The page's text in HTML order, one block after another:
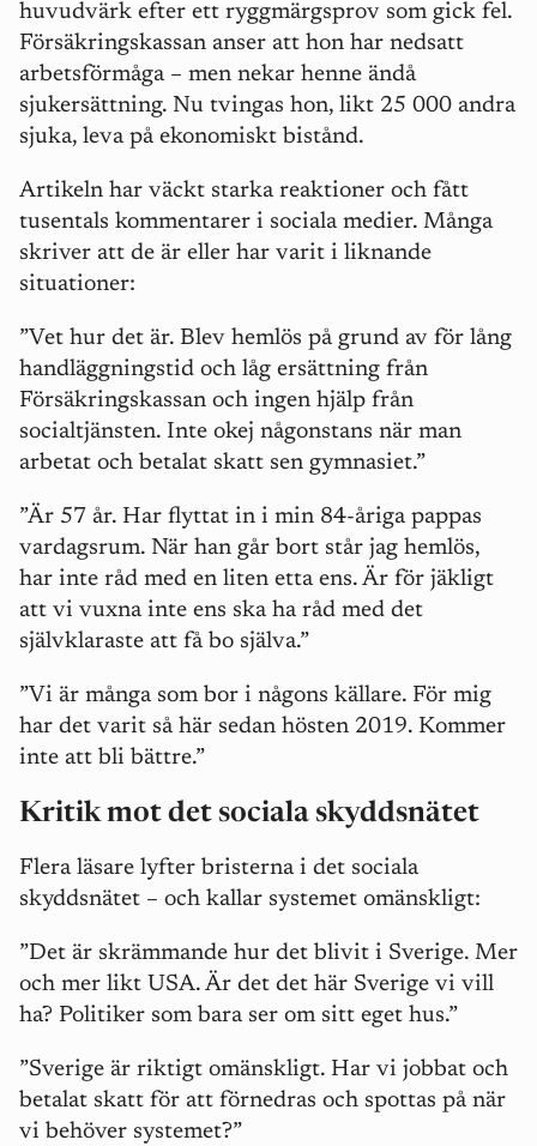
huvudvärk efter ett ryggmärgsprov som gick fel.
Försäkringskassan anser att hon har nedsatt
arbetsförmåga – men nekar henne ändå
sjukersättning. Nu tvingas hon, likt 25 000 andra
sjuka, leva på ekonomiskt bistånd.
Artikeln har väckt starka reaktioner och fått
tusentals kommentarer i sociala medier. Många
skriver att de är eller har varit i liknande
situationer:
”Vet hur det är. Blev hemlös på grund av för lång
handläggningstid och låg ersättning från
Försäkringskassan och ingen hjälp från
socialtjänsten. Inte okej någonstans när man
arbetat och betalat skatt sen gymnasiet.”
”Är 57 år. Har flyttat in i min 84-åriga pappas
vardagsrum. När han går bort står jag hemlös,
har inte råd med en liten etta ens. Är för jäkligt
att vi vuxna inte ens ska ha råd med det
självklaraste att få bo själva.”
”Vi är många som bor i någons källare. För mig
har det varit så här sedan hösten 2019. Kommer
inte att bli bättre.”
Kritik mot det sociala skyddsnätet
Flera läsare lyfter bristerna i det sociala
skyddsnätet – och kallar systemet omänskligt:
”Det är skrämmande hur det blivit i Sverige. Mer
och mer likt USA. Är det det här Sverige vi vill
ha? Politiker som bara ser om sitt eget hus.”
”Sverige är riktigt omänskligt. Har vi jobbat och
betalat skatt för att förnedras och spottas på när
vi behöver systemet?”